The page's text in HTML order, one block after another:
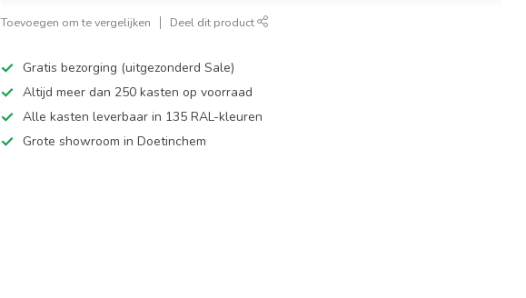
Toevoegen om te vergelijken Deel dit product
Gratis bezorging (uitgezonderd Sale)
Altijd meer dan 250 kasten op voorraad
Alle kasten leverbaar in 135 RAL-kleuren
Grote showroom in Doetinchem